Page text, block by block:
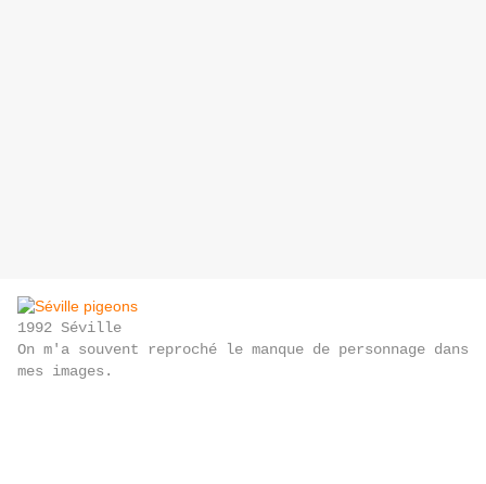
1992 Séville
On m'a souvent reproché le manque de personnage dans
mes images.